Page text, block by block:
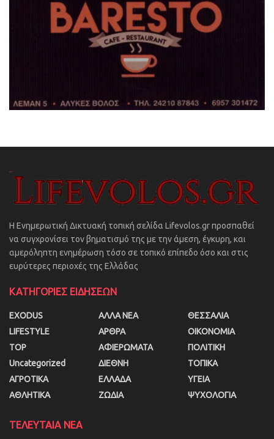
Η Ενημερωτική Δικτυακή τοπική σελίδα Lifevolos.gr προσπαθεί
να συγχρονίσει τον βηματισμό της με την άμεση, έγκυρη, και
αμερόληπτη ενημέρωση τόσο σε τοπικό επίπεδο όσο και στις
ευρύτερες περιοχές της Ελλάδας
ΚΑΤΗΓΟΡΙΕΣ ΕΙΔΗΣΕΩΝ
EXODUS
LIFESTYLE
TOP
Uncategorized
ΑΓΡΟΤΙΚΑ
ΑΘΛΗΤΙΚΑ
ΑΛΛΑ ΝΕΑ
ΑΡΘΡΑ
ΑΦΙΕΡΩΜΑΤΑ
ΔΙΕΘΝΗ
ΕΛΛΑΔΑ
ΖΩΔΙΑ
ΘΕΣΣΑΛΙΑ
ΟΙΚΟΝΟΜΙΑ
ΠΟΛΙΤΙΚΗ
ΤΟΠΙΚΑ
ΥΓΕΙΑ
ΨΥΧΟΛΟΓΙΑ
ΤΕΛΕΥΤΑΙΑ ΝΕΑ